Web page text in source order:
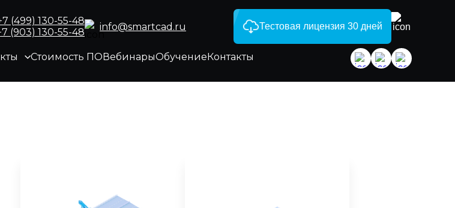
(499) 130-55-48
(903) 130-55-48
info@smartcad.ru Тестовая лицензия 30 дней
Стоимость ПОВебинарыОбучениеКонтакты